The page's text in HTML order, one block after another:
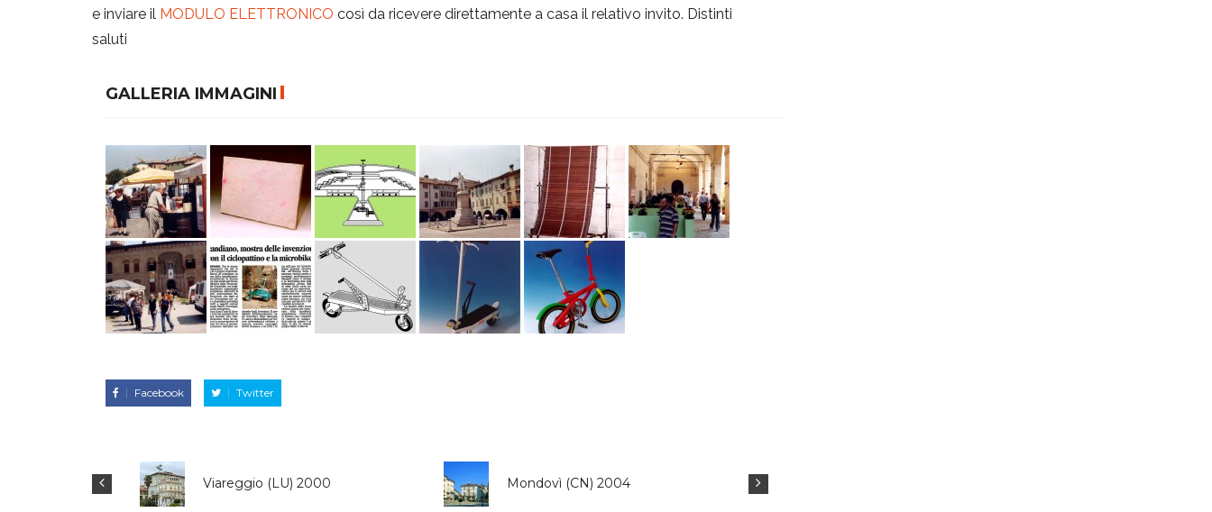
e inviare il MODULO ELETTRONICO così da ricevere direttamente a casa il relativo invito. Distinti
saluti
GALLERIA IMMAGINI
Facebook Twitter
Viareggio (LU) 2000 Mondovì (CN) 2004